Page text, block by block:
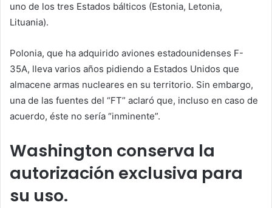
uno de los tres Estados bálticos (Estonia, Letonia,
Lituania).
Polonia, que ha adquirido aviones estadounidenses F-
35A, lleva varios años pidiendo a Estados Unidos que
almacene armas nucleares en su territorio. Sin embargo,
una de las fuentes del “FT” aclaró que, incluso en caso de
acuerdo, éste no sería “inminente”.
Washington conserva la
autorización exclusiva para
su uso.